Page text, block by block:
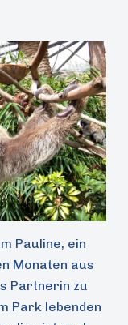
Pauline, ein
Monaten aus
Partnerin zu
Park lebenden